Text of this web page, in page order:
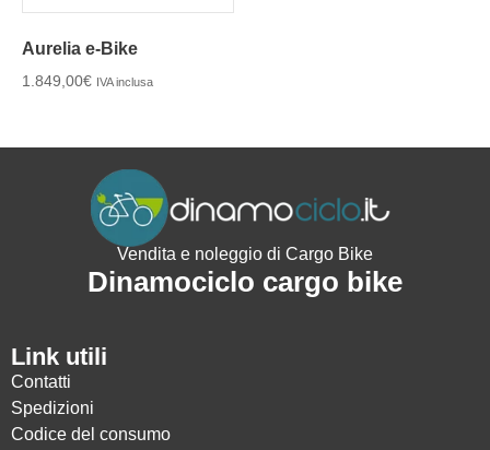
Aurelia e-Bike
1.849,00€ IVA inclusa
Vendita e noleggio di Cargo Bike
Dinamociclo cargo bike
Link utili
Contatti
Spedizioni
Codice del consumo